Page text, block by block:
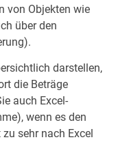
von Objekten wie
über den
darstellen,
die Beträge
auch Excel-
wenn es den
sehr nach Excel